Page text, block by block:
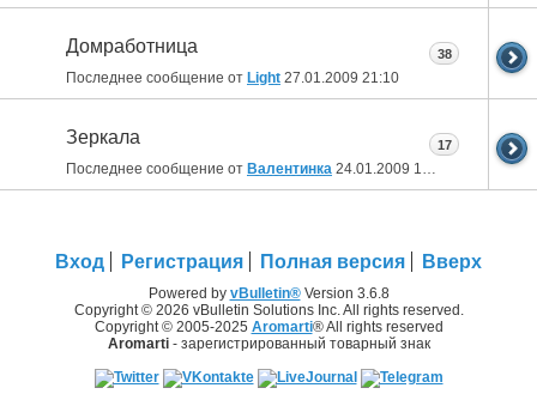
Домработница
Последнее сообщение от Light 27.01.2009 21:10
38
Зеркала
Последнее сообщение от Валентинка 24.01.2009 12:02
17
Вход Регистрация Полная версия Вверх
Powered by vBulletin®Version 3.6.8
Copyright © 2026 vBulletin Solutions Inc. All rights reserved.
Copyright © 2005-2025 Aromarti® All rights reserved
Aromarti- зарегистрированный товарный знак